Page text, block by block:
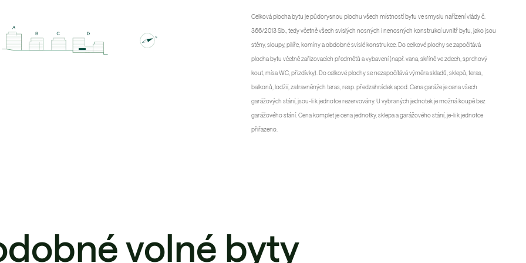
Celková plocha bytu je půdorysnou plochu všech místností bytu ve smyslu nařízení vlády č.
366/2013 Sb., tedy včetně všech svislých nosných i nenosných konstrukcí uvnitř bytu, jako jsou
stěny, sloupy, pilíře, komíny a obdobné svislé konstrukce. Do celkové plochy se započítává
plocha bytu včetně zařizovacích předmětů a vybavení (např. vana, skříně ve zdech, sprchový
kout, mísa WC, přizdívky). Do celkové plochy se nezapočítává výměra skladů, sklepů, teras,
balkonů, lodžií, zatravněných teras, resp. předzahrádek apod. Cena garáže je cena všech
garážových stání, jsou-li k jednotce rezervovány. U vybraných jednotek je možná koupě bez
garážového stání. Cena komplet je cena jednotky, sklepa a garážového stání, je-li k jednotce
přiřazeno.
volné byty